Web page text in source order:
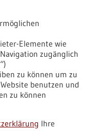
Elemente wie
zugänglich
zu können um zu
benutzen und
zu können
Ihre